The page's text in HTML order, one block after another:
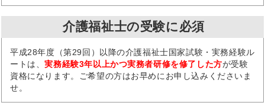
介護福祉士の受験に必須
平成28年度（第29回）以降の介護福祉士国家試験・実務経験ル
ートは、実務経験3年以上かつ実務者研修を修了した方が受験
資格になります。ご希望の方はお早めにお申し込みくださいま
せ。